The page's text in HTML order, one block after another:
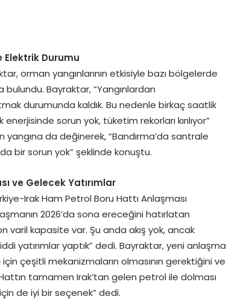
Elektrik Durumu
orman yangınlarının etkisiyle bazı bölgelerde
Bayraktar, “Yangınlardan
durumunda kaldık. Bu nedenle birkaç saatlik
sorun yok, tüketim rekorları kırılıyor”
da değinerek, “Bandırma’da santrale
bir sorun yok” şeklinde konuştu.
ve Gelecek Yatırımlar
Irak Ham Petrol Boru Hattı Anlaşması
2026’da sona ereceğini hatırlatan
varil kapasite var. Şu anda akış yok, ancak
yatırımlar yaptık” dedi. Bayraktar, yeni anlaşma
çeşitli mekanizmaların olmasının gerektiğini ve
tamamen Irak’tan gelen petrol ile dolması
de iyi bir seçenek” dedi.